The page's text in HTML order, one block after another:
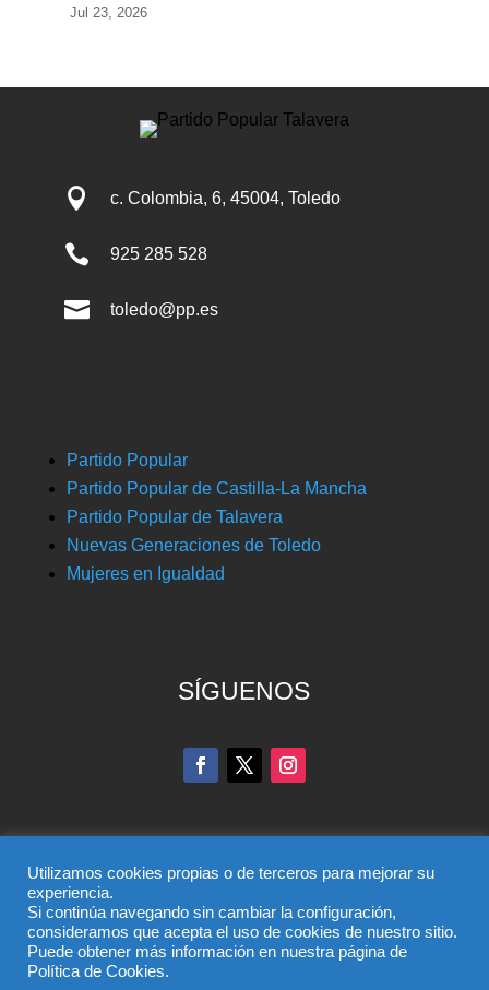
Jul 23, 2026
 c. Colombia, 6, 45004, Toledo
 925 285 528
 toledo@pp.es
Partido Popular
Partido Popular de Castilla-La Mancha
Partido Popular de Talavera
Nuevas Generaciones de Toledo
Mujeres en Igualdad
SÍGUENOS
© Partido Popular de Toledo – C/ Colombia, 6, 45004,
Toledo, Teléfono 925 285 528
El uso de este sitio implica la aceptación del
Utilizamos cookies propias o de terceros para mejorar su
experiencia.
Si continúa navegando sin cambiar la configuración,
consideramos que acepta el uso de cookies de nuestro sitio.
Puede obtener más información en nuestra página de
Política de Cookies.